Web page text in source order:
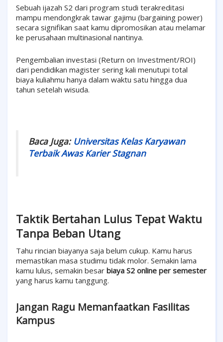
Sebuah ijazah S2 dari program studi terakreditasi
mampu mendongkrak tawar gajimu (bargaining power)
secara signifikan saat kamu dipromosikan atau melamar
ke perusahaan multinasional nantinya.
Pengembalian investasi (Return on Investment/ROI)
dari pendidikan magister sering kali menutupi total
biaya kuliahmu hanya dalam waktu satu hingga dua
tahun setelah wisuda.
Baca Juga: Universitas Kelas Karyawan
Terbaik Awas Karier Stagnan
Taktik Bertahan Lulus Tepat Waktu
Tanpa Beban Utang
Tahu rincian biayanya saja belum cukup. Kamu harus
memastikan masa studimu tidak molor. Semakin lama
kamu lulus, semakin besar biaya S2 online per semester
yang harus kamu tanggung.
Jangan Ragu Memanfaatkan Fasilitas
Kampus